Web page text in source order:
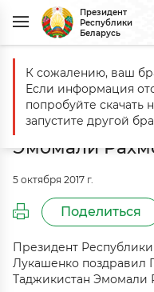
Президент
Республики
Беларусь
Главная События
Республики
Эмомали
5 октября 2017 г.
Поделиться
Президент
Лукашенко поздравил
Таджикистан Эмомали
К сожалению, ваш
Если информация
попробуйте
запустите другой